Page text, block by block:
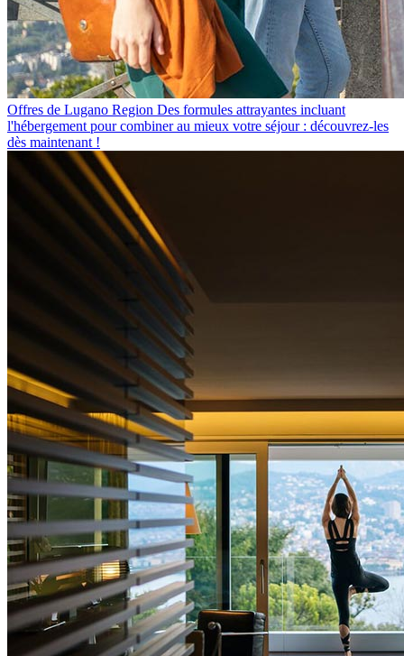
Offres de Lugano Region Des formules attrayantes incluant
l'hébergement pour combiner au mieux votre séjour : découvrez-les
dès maintenant !